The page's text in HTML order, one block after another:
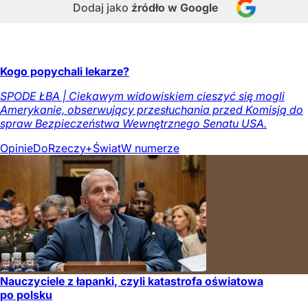
Dodaj jako źródło w Google
Kogo popychali lekarze?
SPODE ŁBA | Ciekawym widowiskiem cieszyć się mogli
Amerykanie, obserwujący przesłuchania przed Komisją do
spraw Bezpieczeństwa Wewnętrznego Senatu USA.
OpinieDoRzeczy+ŚwiatW numerze
Nauczyciele z łapanki, czyli katastrofa oświatowa
po polsku